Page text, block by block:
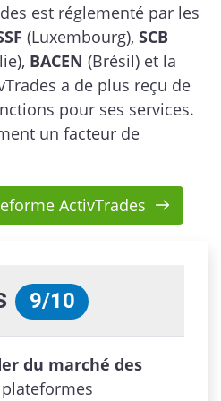
est réglementé par les
(Luxembourg), SCB
BACEN (Brésil) et la
a de plus reçu de
pour ses services.
un facteur de
ActivTrades
9/10
du marché des